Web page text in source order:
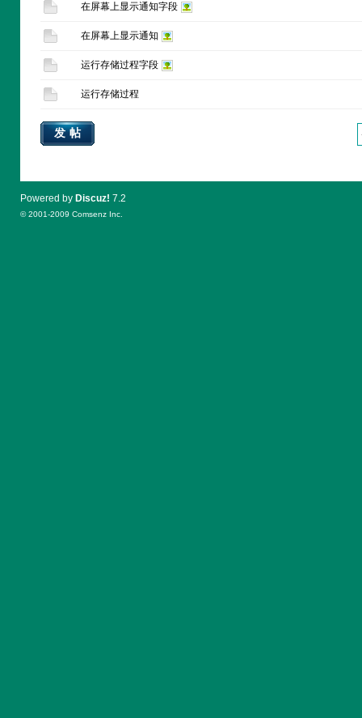
在屏幕上显示通知字段
在屏幕上显示通知
运行存储过程字段
运行存储过程
发帖
Powered by Discuz! 7.2
© 2001-2009 Comsenz Inc.